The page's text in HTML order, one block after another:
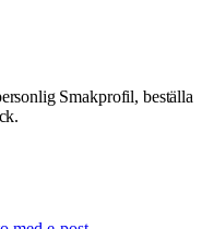
Smakprofil, beställa